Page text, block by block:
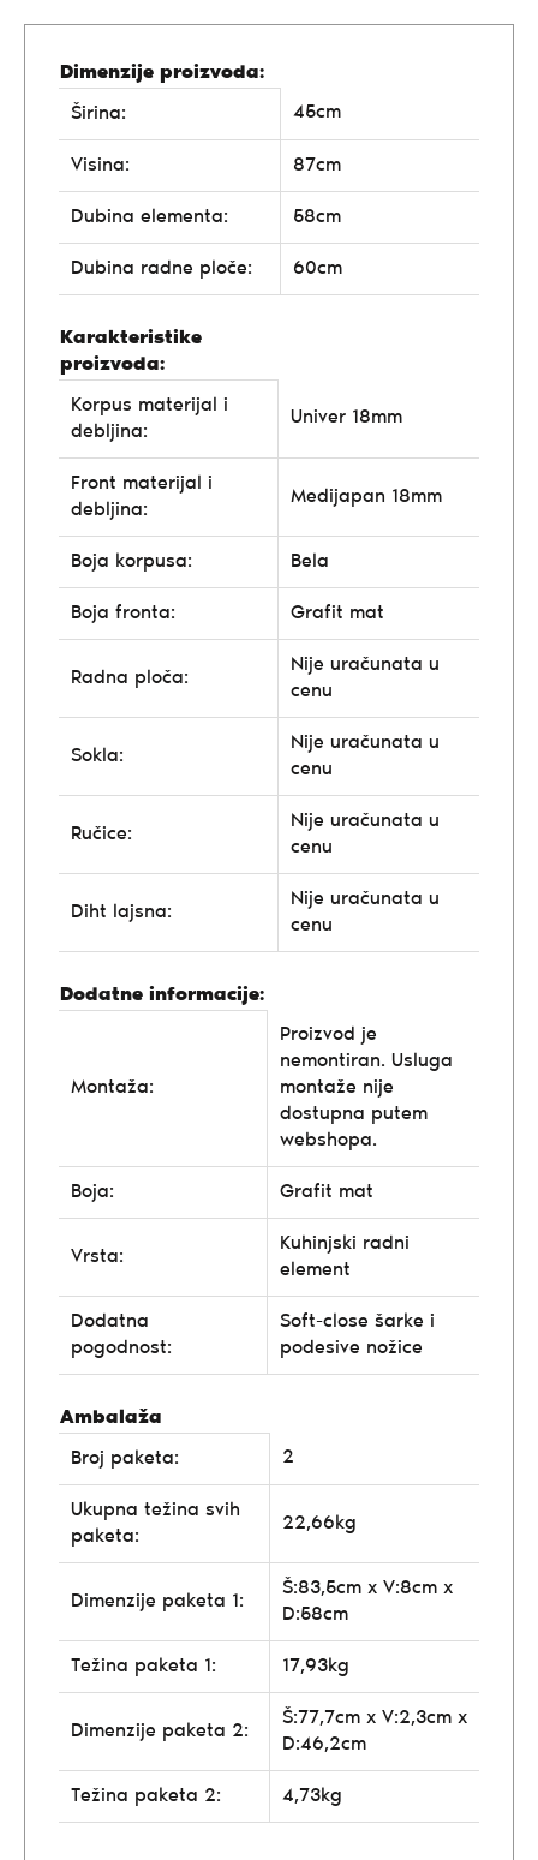
Dimenzije proizvoda:
Širina:
45cm
Visina: 87cm
Dubina elementa: 58cm
Dubina radne ploče: 60cm
Karakteristike
proizvoda:
Korpus materijal i
debljina:
Univer 18mm
Front materijal i
debljina:
Medijapan 18mm
Boja korpusa: Bela
Boja fronta: Grafit mat
Radna ploča:
Nije uračunata u
cenu
Sokla:
Nije uračunata u
cenu
Ručice:
Nije uračunata u
cenu
Diht lajsna:
Nije uračunata u
cenu
Dodatne informacije:
Montaža:
Proizvod je
nemontiran. Usluga
montaže nije
dostupna putem
webshopa.
Boja: Grafit mat
Vrsta:
Kuhinjski radni
element
Dodatna
pogodnost:
Soft-close šarke i
podesive nožice
Ambalaža
Broj paketa:
2
Ukupna težina svih
paketa:
22,66kg
Dimenzije paketa 1:
Š:83,5cm x V:8cm x
D:58cm
Težina paketa 1: 17,93kg
Dimenzije paketa 2:
Š:77,7cm x V:2,3cm x
D:46,2cm
Težina paketa 2: 4,73kg